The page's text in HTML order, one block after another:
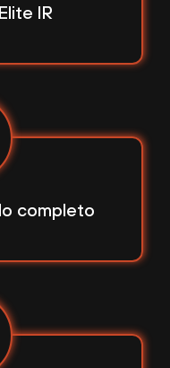
IR
completo